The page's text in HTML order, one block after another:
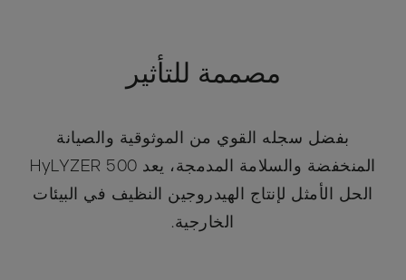
مصممة للتأثير
بفضل سجله القوي من الموثوقية والصيانة
المنخفضة والسلامة المدمجة، يعد HyLYZER 500
الحل الأمثل لإنتاج الهيدروجين النظيف في البيئات
الخارجية.